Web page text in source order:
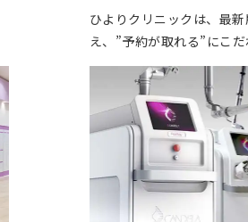
ひよりクリニックは、最
え、”予約が取れる”にこだ